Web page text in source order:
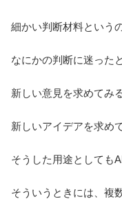
細かい判断材料という
なにかの判断に迷った
新しい意見を求めてみる
新しいアイデアを求め
そうした用途としても
そういうときには、複